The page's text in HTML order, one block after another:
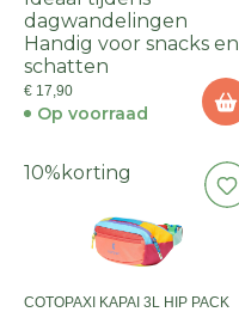
dagwandelingen
Handig voor snacks en
schatten
€ 17,90
Op voorraad
10% korting
COTOPAXI KAPAI 3L HIP PACK